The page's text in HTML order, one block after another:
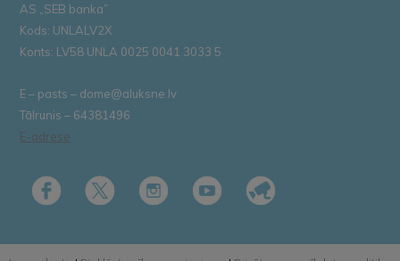
AS „SEB banka”
Kods: UNLALV2X
Konts: LV58 UNLA 0025 0041 3033 5
E – pasts – dome@aluksne.lv
Tālrunis – 64381496
E-adrese